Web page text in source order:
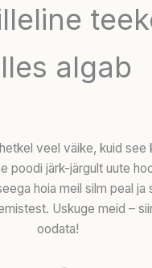
algab
veel väike, kuid see
poodi järk-järgult uute
hoia meil silm peal ja
Uskuge meid –
oodata!